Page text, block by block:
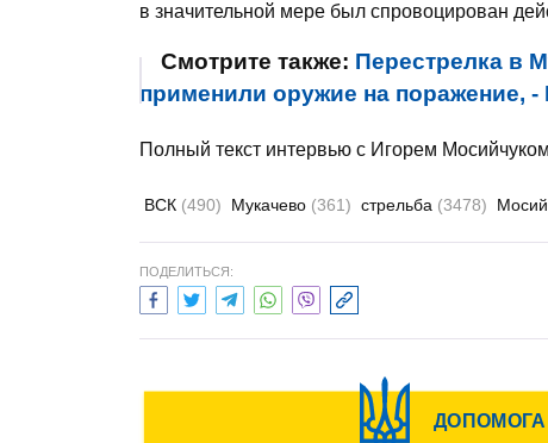
в значительной мере был спровоцирован
Смотрите также: Перестрелка в
применили оружие на поражение,
Полный текст интервью с Игорем
ВСК (490) Мукачево (361) стрельба (3478)
ПОДЕЛИТЬСЯ: